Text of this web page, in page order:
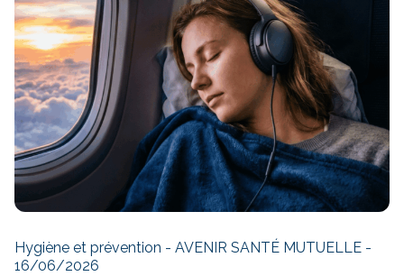
Hygiène et prévention - AVENIR SANTÉ MUTUELLE -
16/06/2026